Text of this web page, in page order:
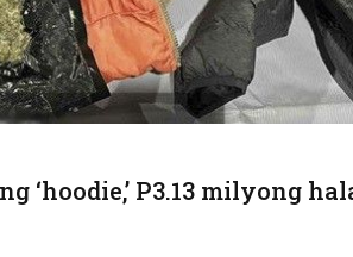
‘hoodie,’ P3.13 milyong